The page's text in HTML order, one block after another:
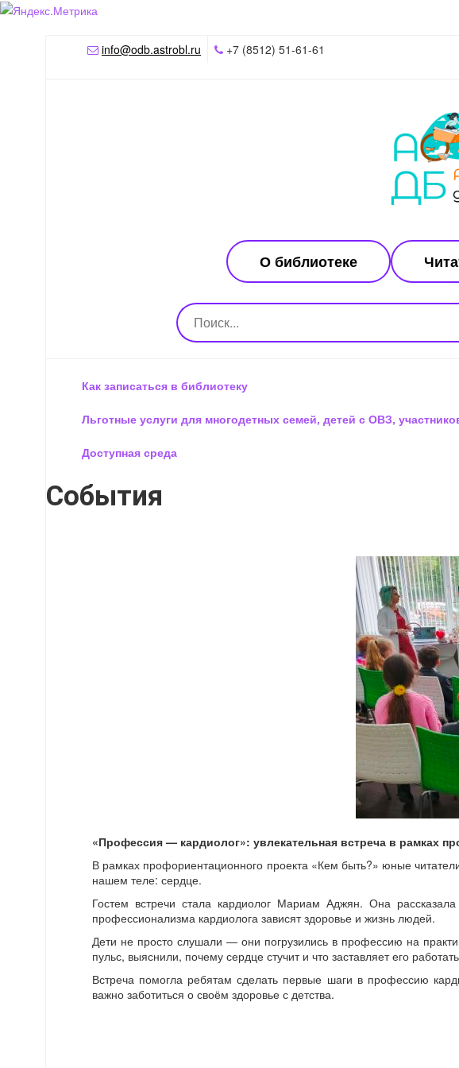
info@odb.astrobl.ru
+7 (8512) 51-61-61
О библиотеке
Как записаться в библиотеку
Льготные услуги для многодетных семей, детей с ОВЗ,
Доступная среда
События
«Профессия — кардиолог»: увлекательная встреча в рамках
В рамках профориентационного проекта «Кем быть?» юные
нашем теле: сердце.
Гостем встречи стала кардиолог Мариам Аджян. Она
профессионализма кардиолога зависят здоровье и жизнь людей.
Дети не просто слушали — они погрузились в профессию на
пульс, выяснили, почему сердце стучит и что заставляет его
Встреча помогла ребятам сделать первые шаги в профессию
важно заботиться о своём здоровье с детства.